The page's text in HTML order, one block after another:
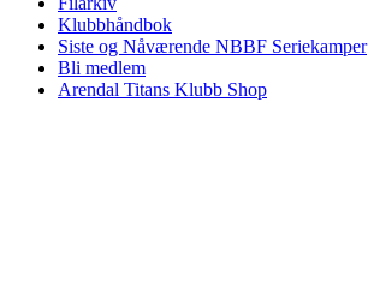
Klubbhåndbok
Siste og Nåværende NBBF Seriekamper
Bli medlem
Arendal Titans Klubb Shop